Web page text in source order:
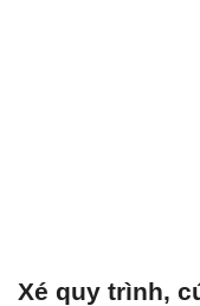
Xé quy trình,